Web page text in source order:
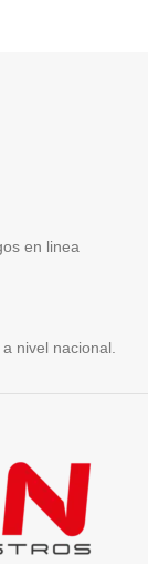
en linea
nivel nacional.